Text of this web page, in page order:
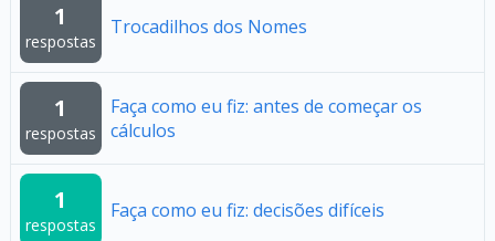
1
respostas
Trocadilhos dos Nomes
1
respostas
Faça como eu fiz: antes de começar os
cálculos
1
respostas
Faça como eu fiz: decisões difíceis